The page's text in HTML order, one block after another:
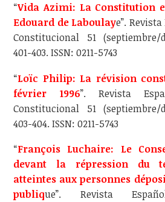
“Vida Azimi: La Constitution
Edouard de Laboulaye”.
Constitucional 51 (septiembre/
401-403. ISSN: 0211-5743
“Loïc Philip: La révision
février 1996”. Revista
Constitucional 51 (septiembre/
403-404. ISSN: 0211-5743
“François Luchaire: Le
devant la répression du
atteintes aux personnes
publique”. Revista